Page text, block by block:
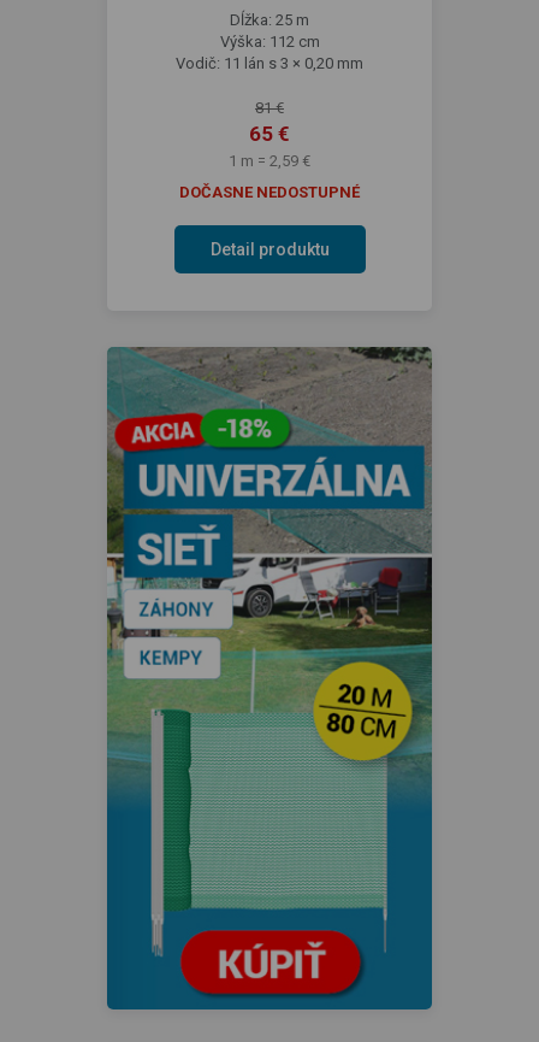
Dĺžka: 25 m
Výška: 112 cm
Vodič: 11 lán s 3 × 0,20 mm
81 €
65 €
1 m = 2,59 €
DOČASNE NEDOSTUPNÉ
Detail produktu